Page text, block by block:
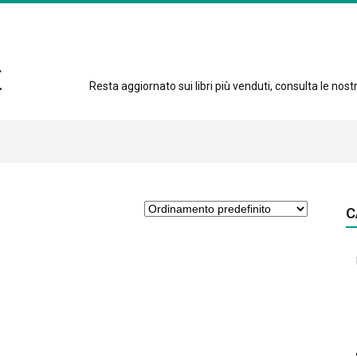
Resta aggiornato sui libri più venduti, consulta le